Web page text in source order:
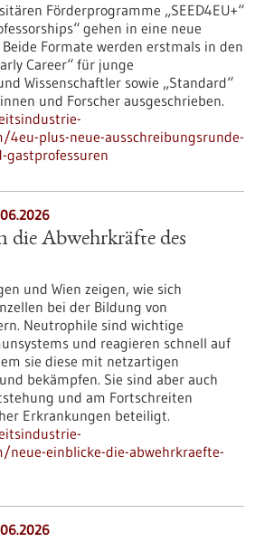
Förderprogramme „SEED4EU+“
gehen in eine neue
Formate werden erstmals in den
Career“ für junge
Wissenschaftler sowie „Standard“
und Forscher ausgeschrieben.
plus-neue-ausschreibungsrunde-
gastprofessuren
die Abwehrkräfte des
und Wien zeigen, wie sich
bei der Bildung von
Neutrophile sind wichtige
und reagieren schnell auf
sie diese mit netzartigen
bekämpfen. Sie sind aber auch
und am Fortschreiten
Erkrankungen beteiligt.
einblicke-die-abwehrkraefte-